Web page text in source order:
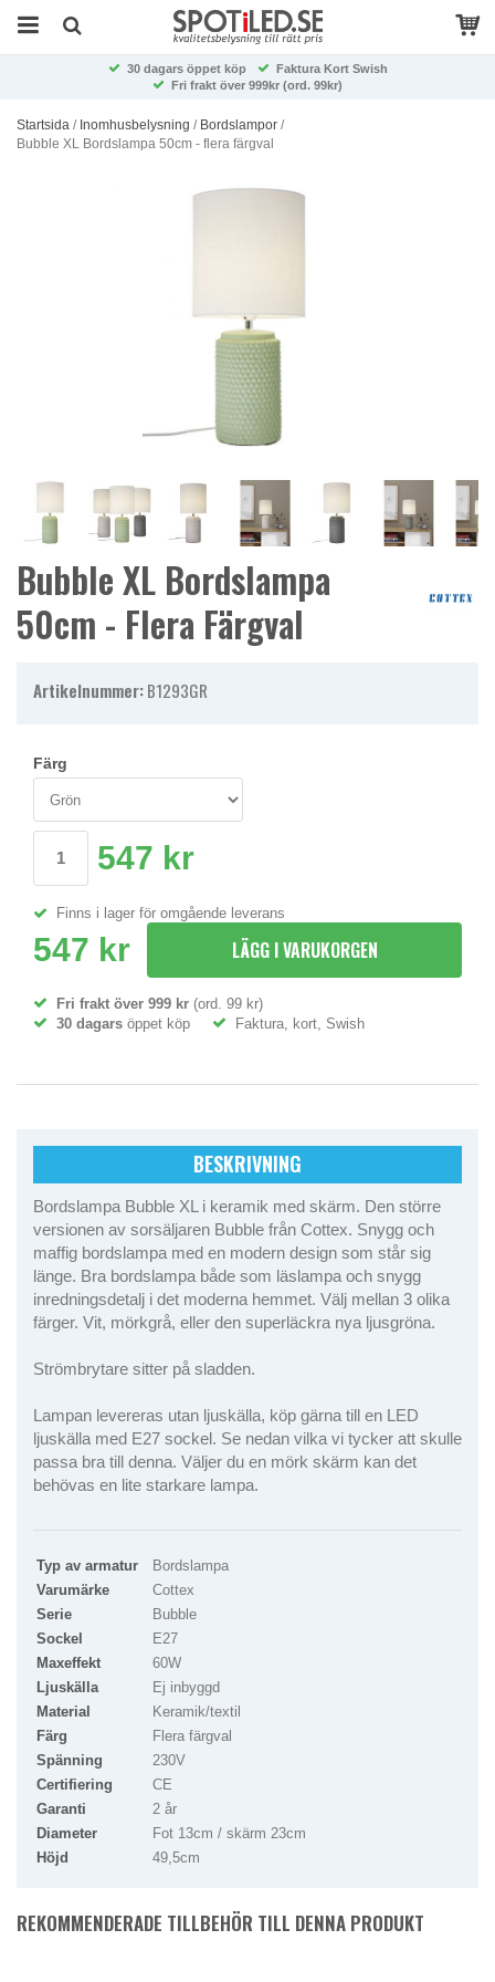
30 dagars öppet köp
Faktura Kort Swish
Fri frakt över 999kr (ord. 99kr)
Startsida / Inomhusbelysning / Bordslampor /
Bubble XL Bordslampa 50cm - flera färgval
Bubble XL Bordslampa
50cm - Flera Färgval
Artikelnummer:B1293GR
Färg
547 kr
Finns i lager för omgående leverans
547 kr LÄGG I VARUKORGEN
Fri frakt över 999 kr (ord. 99 kr)
30 dagars öppet köp Faktura, kort, Swish
BESKRIVNING
Bordslampa Bubble XL i keramik med skärm. Den större
versionen av sorsäljaren Bubble från Cottex. Snygg och
maffig bordslampa med en modern design som står sig
länge. Bra bordslampa både som läslampa och snygg
inredningsdetalj i det moderna hemmet. Välj mellan 3 olika
färger. Vit, mörkgrå, eller den superläckra nya ljusgröna.
Strömbrytare sitter på sladden.
Lampan levereras utan ljuskälla, köp gärna till en LED
ljuskälla med E27 sockel. Se nedan vilka vi tycker att skulle
passa bra till denna. Väljer du en mörk skärm kan det
behövas en lite starkare lampa.
Typ av armatur
Bordslampa
Varumärke
Cottex
Serie
Bubble
Sockel
E27
Maxeffekt
60W
Ljuskälla
Ej inbyggd
Material
Keramik/textil
Färg
Flera färgval
Spänning
230V
Certifiering
CE
Garanti
2 år
Diameter
Fot 13cm / skärm 23cm
Höjd
49,5cm
REKOMMENDERADE TILLBEHÖR TILL DENNA PRODUKT